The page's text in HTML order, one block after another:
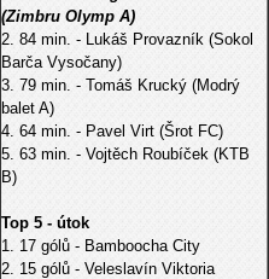
(Zimbru Olymp A)
2. 84 min. - Lukáš Provazník (Sokol
Barča Vysočany)
3. 79 min. - Tomáš Krucký (Modrý
balet A)
4. 64 min. - Pavel Virt (Šrot FC)
5. 63 min. - Vojtěch Roubíček (KTB
B)
Top 5 - útok
1. 17 gólů - Bamboocha City
2. 15 gólů - Veleslavín Viktoria